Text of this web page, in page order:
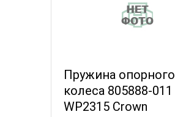
Пружина опорного
колеса 805888-011
WP2315 Crown